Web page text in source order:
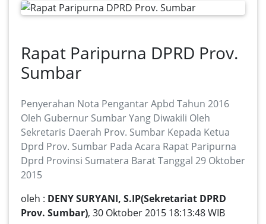
Rapat Paripurna DPRD Prov.
Sumbar
Penyerahan Nota Pengantar Apbd Tahun 2016
Oleh Gubernur Sumbar Yang Diwakili Oleh
Sekretaris Daerah Prov. Sumbar Kepada Ketua
Dprd Prov. Sumbar Pada Acara Rapat Paripurna
Dprd Provinsi Sumatera Barat Tanggal 29 Oktober
2015
oleh : DENY SURYANI, S.IP(Sekretariat DPRD
Prov. Sumbar), 30 Oktober 2015 18:13:48 WIB